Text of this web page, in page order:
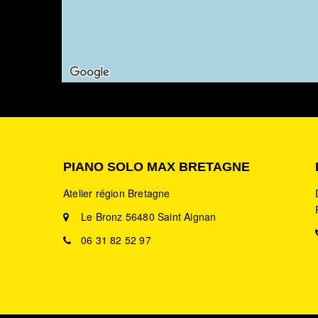
PIANO SOLO MAX BRETAGNE
Atelier région Bretagne
Le Bronz 56480 Saint Aignan
06 31 82 52 97